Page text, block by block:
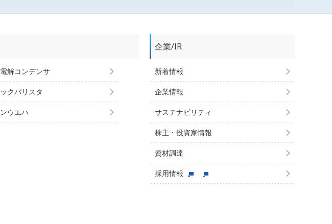
解コンデンサ
クバリスタ
ウエハ
企業/IR
新着情報
企業情報
サステナビリティ
株主・投資家情報
資材調達
採用情報